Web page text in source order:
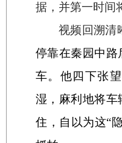
据，并第一时间
视频回溯清
停靠在秦园中路
车。他四下张
湿，麻利地将车
住，自以为这“